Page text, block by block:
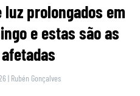
prolongados em
e estas são as
| Rubén Gonçalves